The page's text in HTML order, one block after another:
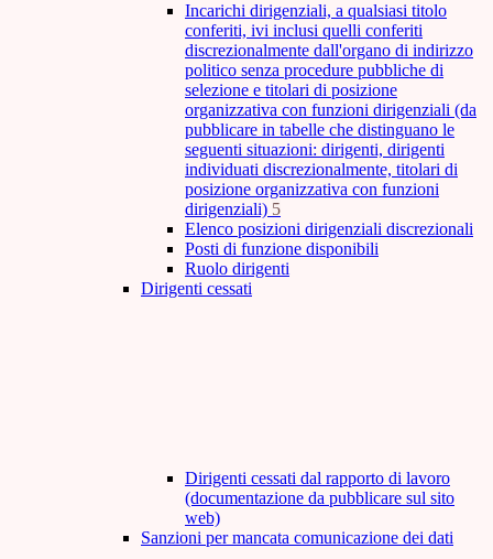
Incarichi dirigenziali, a qualsiasi titolo
conferiti, ivi inclusi quelli conferiti
discrezionalmente dall'organo di indirizzo
politico senza procedure pubbliche di
selezione e titolari di posizione
organizzativa con funzioni dirigenziali (da
pubblicare in tabelle che distinguano le
seguenti situazioni: dirigenti, dirigenti
individuati discrezionalmente, titolari di
posizione organizzativa con funzioni
dirigenziali) 5
Elenco posizioni dirigenziali discrezionali
Posti di funzione disponibili
Ruolo dirigenti
Dirigenti cessati
Dirigenti cessati dal rapporto di lavoro
(documentazione da pubblicare sul sito
web)
Sanzioni per mancata comunicazione dei dati